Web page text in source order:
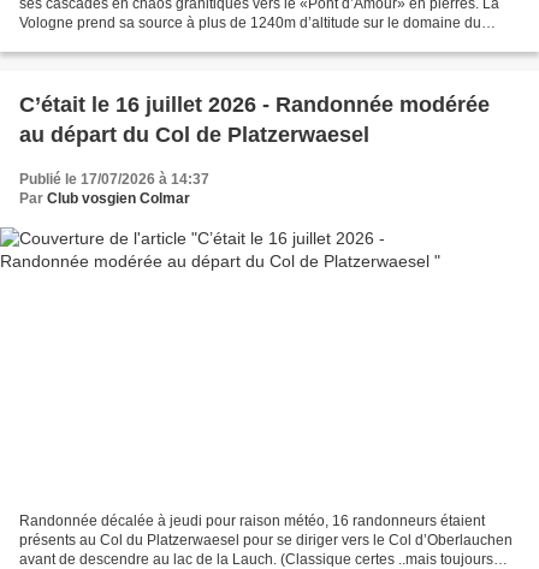
ses cascades en chaos granitiques vers le «Pont d’Amour» en pierres. La
Vologne prend sa source à plus de 1240m d’altitude sur le domaine du
C’était le 16 juillet 2026 - Randonnée modérée
au départ du Col de Platzerwaesel
Publié le 17/07/2026 à 14:37
Par Club vosgien Colmar
Randonnée décalée à jeudi pour raison météo, 16 randonneurs étaient
présents au Col du Platzerwaesel pour se diriger vers le Col d’Oberlauchen
avant de descendre au lac de la Lauch. (Classique certes ..mais toujours